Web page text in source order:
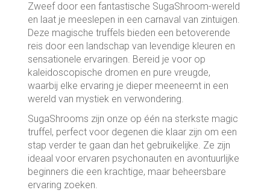
Zweef door een fantastische SugaShroom-wereld
en laat je meeslepen in een carnaval van zintuigen.
Deze magische truffels bieden een betoverende
reis door een landschap van levendige kleuren en
sensationele ervaringen. Bereid je voor op
kaleidoscopische dromen en pure vreugde,
waarbij elke ervaring je dieper meeneemt in een
wereld van mystiek en verwondering.
SugaShrooms zijn onze op één na sterkste magic
truffel, perfect voor degenen die klaar zijn om een
stap verder te gaan dan het gebruikelijke. Ze zijn
ideaal voor ervaren psychonauten en avontuurlijke
beginners die een krachtige, maar beheersbare
ervaring zoeken.